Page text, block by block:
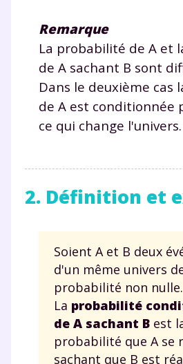
Remarque
La probabilité de A et
de A sachant B sont
Dans le deuxième cas
de A est conditionnée
ce qui change l'univers.
2. Définition et
Soient A et B deux
d'un même univers
probabilité non nulle.
La probabilité
de A sachant B est
probabilité que A se
sachant que B est